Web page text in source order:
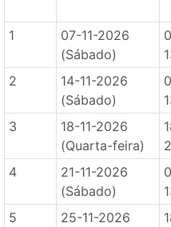
1
07-11-2026
(Sábado)
2
14-11-2026
(Sábado)
3
18-11-2026
(Quarta-feira)
4
21-11-2026
(Sábado)
5
25-11-2026